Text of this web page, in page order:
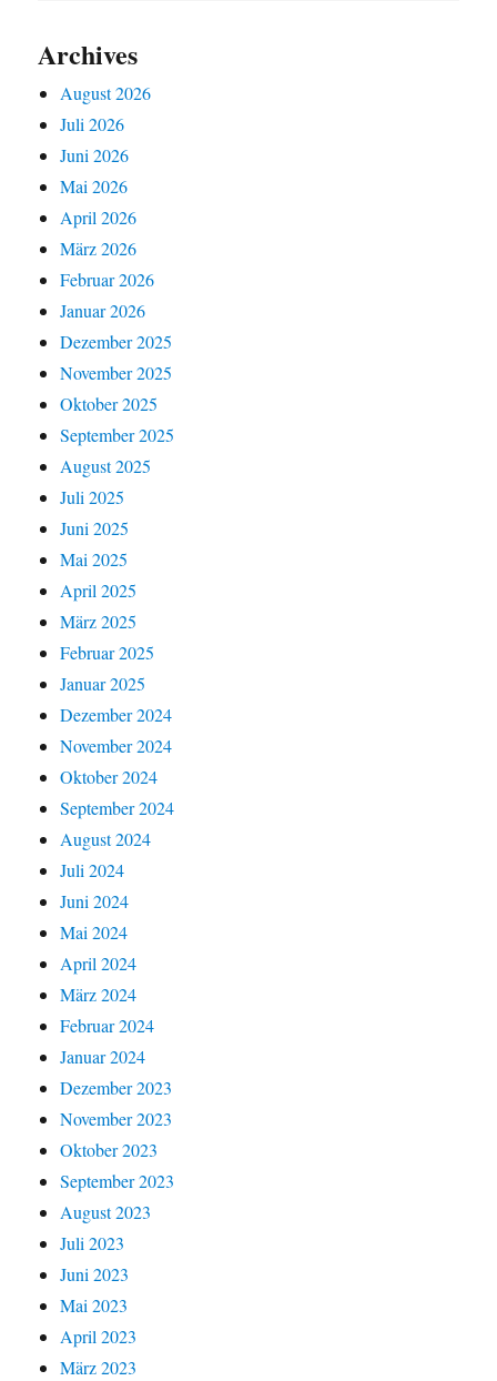
Archives
August 2026
Juli 2026
Juni 2026
Mai 2026
April 2026
März 2026
Februar 2026
Januar 2026
Dezember 2025
November 2025
Oktober 2025
September 2025
August 2025
Juli 2025
Juni 2025
Mai 2025
April 2025
März 2025
Februar 2025
Januar 2025
Dezember 2024
November 2024
Oktober 2024
September 2024
August 2024
Juli 2024
Juni 2024
Mai 2024
April 2024
März 2024
Februar 2024
Januar 2024
Dezember 2023
November 2023
Oktober 2023
September 2023
August 2023
Juli 2023
Juni 2023
Mai 2023
April 2023
März 2023